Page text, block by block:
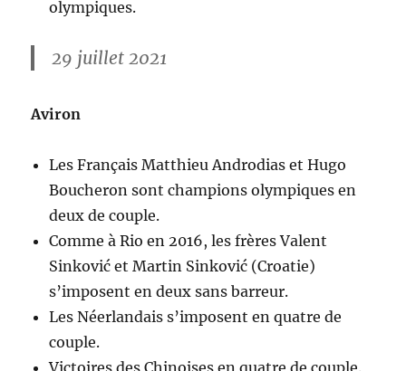
olympiques.
29 juillet 2021
Aviron
Les Français Matthieu Androdias et Hugo
Boucheron sont champions olympiques en
deux de couple.
Comme à Rio en 2016, les frères Valent
Sinković et Martin Sinković (Croatie)
s’imposent en deux sans barreur.
Les Néerlandais s’imposent en quatre de
couple.
Victoires des Chinoises en quatre de couple.